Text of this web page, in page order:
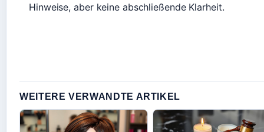
Hinweise, aber keine abschließende Klarheit.
WEITERE VERWANDTE ARTIKEL